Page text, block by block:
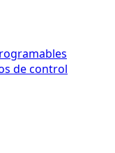
de control